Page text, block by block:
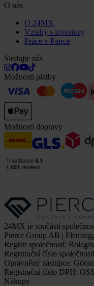
O nás
O 24MX
Vztahy s investory
Práce v Pierce
Sledujte nás
Možnosti platby
Možnosti dopravy
24MX je součástí
Pierce Group AB |
Registr společností:
Registrační číslo
Oprávněný zástupce:
Registrační číslo DPH:
Nákupy